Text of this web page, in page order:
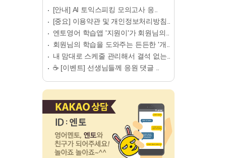
[안내] AI 토익스피킹 모의고사 응..
[중요] 이용약관 및 개인정보처리방침..
엔토영어 학습앱 '지원이'가 회원님의..
회원님의 학습을 도와주는 든든한 '개..
내 맘대로 스케줄 관리해서 결석 없는..
☕ [이벤트] 선생님들께 응원 댓글 ..